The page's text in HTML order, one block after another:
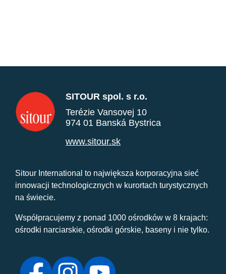
SITOUR spol. s r.o.
Terézie Vansovej 10
974 01 Banská Bystrica
www.sitour.sk
Sitour International to największa korporacyjna sieć
innowacji technologicznych w kurortach turystycznych
na świecie.
Współpracujemy z ponad 1000 ośrodków w 8 krajach:
ośrodki narciarskie, ośrodki górskie, baseny i nie tylko.